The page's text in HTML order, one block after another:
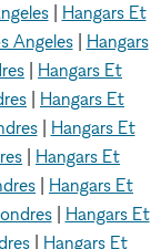
| Hangars Et
Angeles| Hangars
Hangars Et
Hangars Et
| Hangars Et
Hangars Et
Hangars Et
| Hangars Et
Hangars Et